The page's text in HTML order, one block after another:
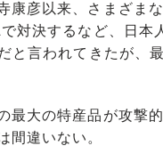
彦以来、さまざま
対決するなど、日本
と言われてきたが、
大の特産品が攻撃
間違いない。